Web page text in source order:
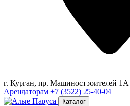
г. Курган, пр. Машиностроителей 1А
Арендаторам +7 (3522) 25-40-04
Каталог